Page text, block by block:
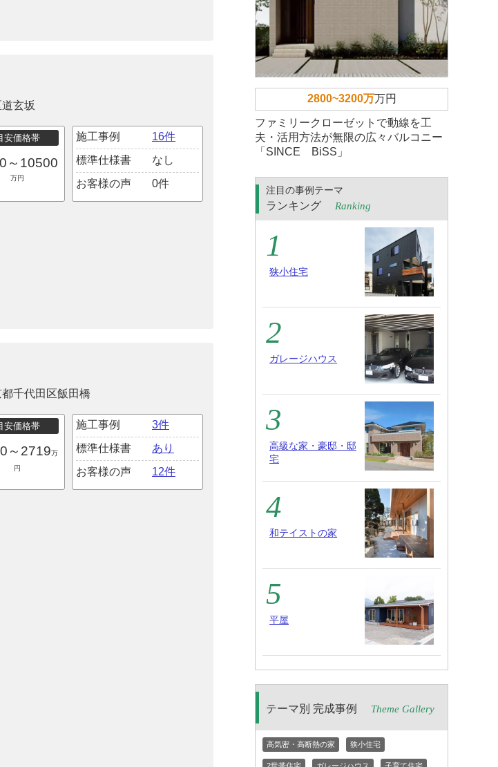
玄坂
安価格帯
～10500
万円
施工事例
16件
標準仕様書
なし
お客様の声
0件
千代田区飯田橋
安価格帯
～2719万
円
施工事例
3件
標準仕様書
あり
お客様の声
12件
2800~3200万万円
ファミリークローゼットで動線を工
夫・活用方法が無限の広々バルコニー
「SINCE BiSS」
注目の事例テーマ
ランキング Ranking
狭小住宅
ガレージハウス
高級な家・豪邸・邸
宅
和テイストの家
平屋
テーマ別 完成事例 Theme Gallery
高気密・高断熱の家 狭小住宅